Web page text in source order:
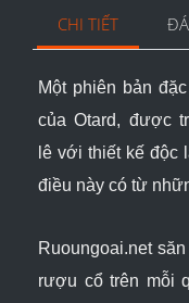
CHI TIẾT
Một phiên bản
của Otard, được
lê với thiết kế độc
điều này có từ
Ruoungoai.netsăn
rượu cổ trên mỗi